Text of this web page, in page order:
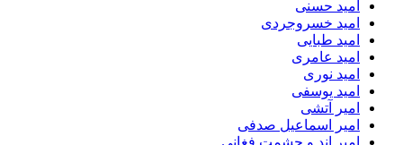
امید حسنی
امید خسروجردی
امید طبایی
امید عامری
امید نوری
امید یوسفی
امیر آتشی
امیر اسماعیل صدفی
امیر اند و حشمت فغانی